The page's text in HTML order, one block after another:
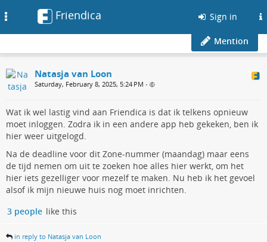
Friendica Sign in
Mention
Natasja van Loon
Saturday, February 8, 2025, 5:24 PM •
Wat ik wel lastig vind aan Friendica is dat ik telkens opnieuw
moet inloggen. Zodra ik in een andere app heb gekeken, ben ik
hier weer uitgelogd.
Na de deadline voor dit Zone-nummer (maandag) maar eens
de tijd nemen om uit te zoeken hoe alles hier werkt, om het
hier iets gezelliger voor mezelf te maken. Nu heb ik het gevoel
alsof ik mijn nieuwe huis nog moet inrichten.
3 people like this
in reply to Natasja van Loon